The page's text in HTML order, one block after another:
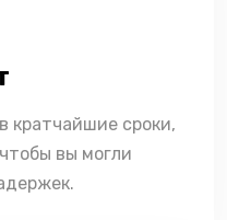
кратчайшие сроки,
вы могли